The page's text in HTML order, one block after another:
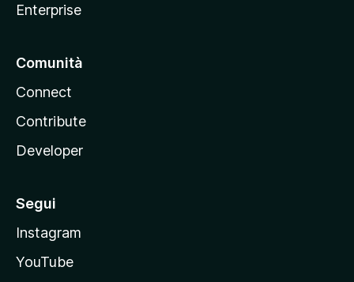
Enterprise
Comunità
Connect
Contribute
Developer
Segui
Instagram
YouTube